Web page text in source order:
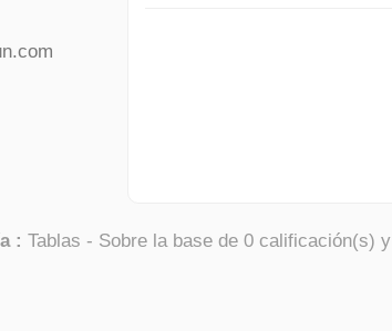
: Tablas - Sobre la base de 0 calificación(s) y